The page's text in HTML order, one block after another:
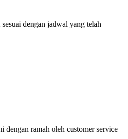
dengan jadwal yang telah
dengan ramah oleh customer service